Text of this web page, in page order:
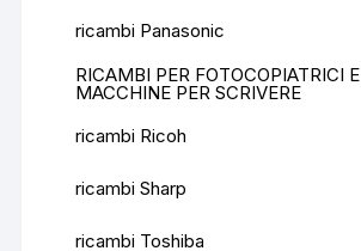
ricambi Panasonic
RICAMBI PER FOTOCOPIATRICI E
MACCHINE PER SCRIVERE
ricambi Ricoh
ricambi Sharp
ricambi Toshiba